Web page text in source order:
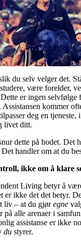
Living-fond
du selv velger det.
være forelder,
er ingen selvfølge
kommer
deg en tjeneste,
livet ditt.
dette på hodet. Det
handler om at du
ikke om å klare
Living betyr å
er ikke det det betyr.
liv – at du gjøregne
på alle arenaer i
assistanse er ikke
du styrer.